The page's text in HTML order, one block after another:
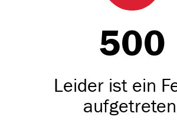
500
Leider ist ein